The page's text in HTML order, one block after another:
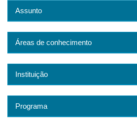
Assunto
Áreas de conhecimento
Instituição
Programa